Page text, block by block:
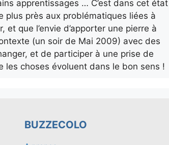
apprentissages … C’est dans cet état
plus près aux problématiques liées à
que l’envie d’apporter une pierre à
(un soir de Mai 2009) avec des
et de participer à une prise de
les choses évoluent dans le bon sens !
BUZZECOLO